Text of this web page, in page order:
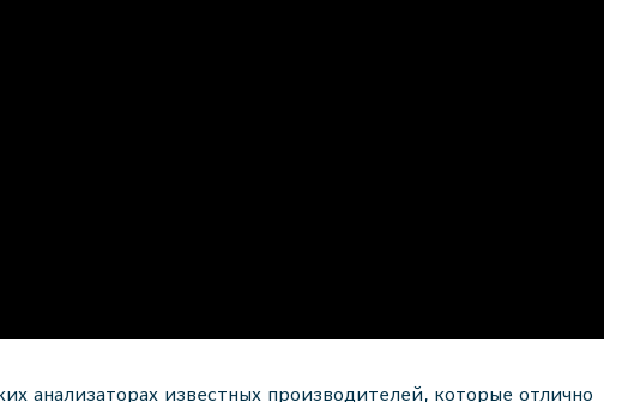
анализаторах известных производителей, которые отлично